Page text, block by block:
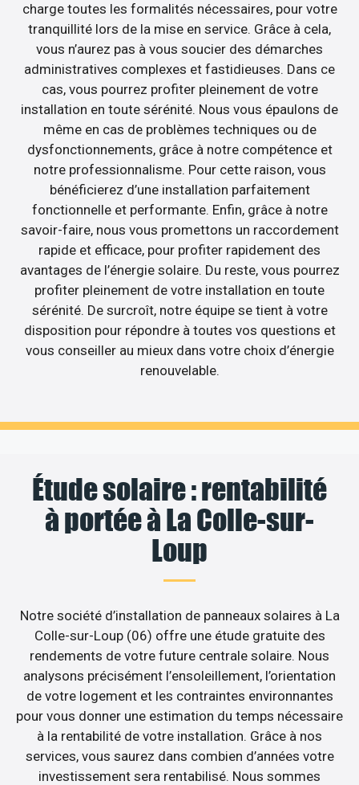
charge toutes les formalités nécessaires, pour votre
tranquillité lors de la mise en service. Grâce à cela,
vous n’aurez pas à vous soucier des démarches
administratives complexes et fastidieuses. Dans ce
cas, vous pourrez profiter pleinement de votre
installation en toute sérénité. Nous vous épaulons de
même en cas de problèmes techniques ou de
dysfonctionnements, grâce à notre compétence et
notre professionnalisme. Pour cette raison, vous
bénéficierez d’une installation parfaitement
fonctionnelle et performante. Enfin, grâce à notre
savoir-faire, nous vous promettons un raccordement
rapide et efficace, pour profiter rapidement des
avantages de l’énergie solaire. Du reste, vous pourrez
profiter pleinement de votre installation en toute
sérénité. De surcroît, notre équipe se tient à votre
disposition pour répondre à toutes vos questions et
vous conseiller au mieux dans votre choix d’énergie
renouvelable.
Étude solaire : rentabilité
à portée à La Colle-sur-
Loup
Notre société d’installation de panneaux solaires à La
Colle-sur-Loup (06) offre une étude gratuite des
rendements de votre future centrale solaire. Nous
analysons précisément l’ensoleillement, l’orientation
de votre logement et les contraintes environnantes
pour vous donner une estimation du temps nécessaire
à la rentabilité de votre installation. Grâce à nos
services, vous saurez dans combien d’années votre
investissement sera rentabilisé. Nous sommes